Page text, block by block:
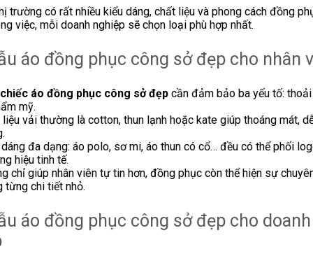
trường có rất nhiều kiểu dáng, chất liệu và phong cách đồng
việc, mỗi doanh nghiệp sẽ chọn loại phù hợp nhất.
áo đồng phục công sở đẹp cho nhân
chiếc áo đồng phục công sở đẹp cần đảm bảo ba yếu tố:
mỹ.
liệu vải thường là cotton, thun lạnh hoặc kate giúp thoáng mát,
đa dạng: áo polo, sơ mi, áo thun có cổ… đều có thể phối
hiệu tinh tế.
chỉ giúp nhân viên tự tin hơn, đồng phục còn thể hiện sự
từng chi tiết nhỏ.
áo đồng phục công sở đẹp cho doanh